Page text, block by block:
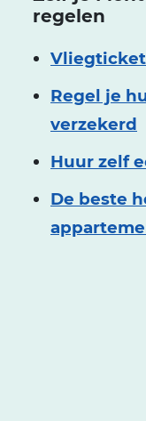
regelen
Regel je
verzekerd
Huur zelf
De beste